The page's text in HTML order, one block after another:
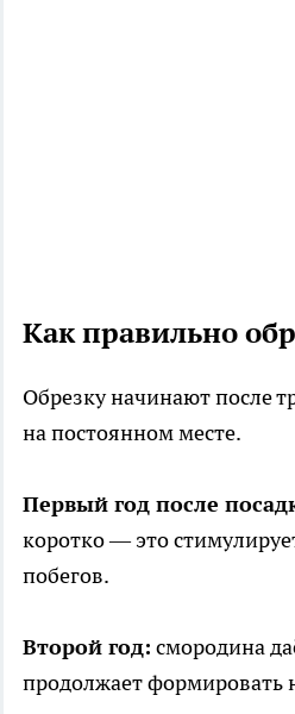
Как правильно
Обрезку начинают после
на постоянном месте.
Первый год после
коротко — это
побегов.
Второй год: смородина
продолжает формировать